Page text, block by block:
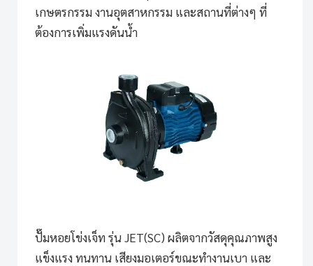
เกษตรกรรม งานอุตสาหกรรม และสถานที่ต่างๆ ที่
ต้องการเพิ่มแรงดันน้ำ
ปั๊มหอยโข่งเจ็ท รุ่น JET(SC) ผลิตจากวัสดุคุณภาพสูง
แข็งแรง ทนทาน เสียงมอเตอร์ขณะทำงานเบา และ